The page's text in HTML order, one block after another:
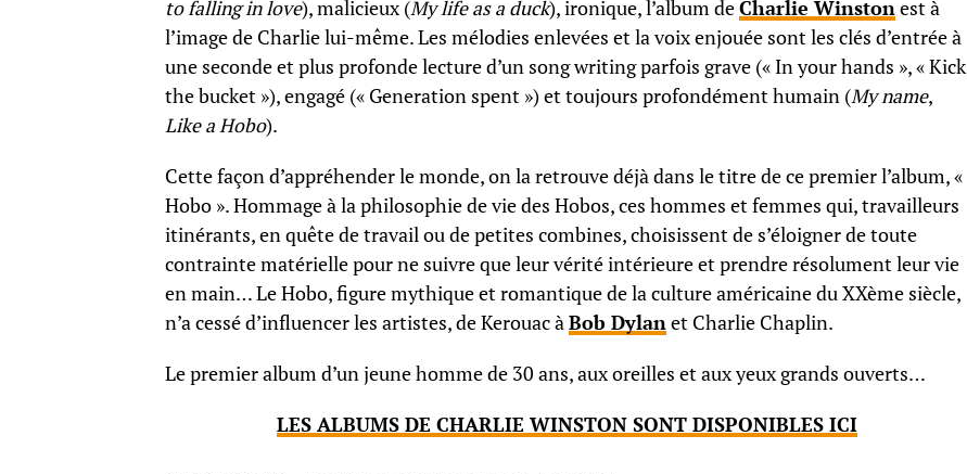
to falling in love), malicieux (My life as a duck), ironique, l’album deCharlie Winstonest à
l’image de Charlie lui-même. Les mélodies enlevées et la voix enjouée sont les clés d’entrée à
une seconde et plus profonde lecture d’un song writing parfois grave (« In your hands », « Kick
the bucket »), engagé (« Generation spent ») et toujours profondément humain (My name,
Like a Hobo).
Cette façon d’appréhender le monde, on la retrouve déjà dans le titre de ce premier l’album, «
Hobo ». Hommage à la philosophie de vie des Hobos, ces hommes et femmes qui, travailleurs
itinérants, en quête de travail ou de petites combines, choisissent de s’éloigner de toute
contrainte matérielle pour ne suivre que leur vérité intérieure et prendre résolument leur vie
en main… Le Hobo, figure mythique et romantique de la culture américaine du XXème siècle,
n’a cessé d’influencer les artistes, de Kerouac àBob Dylanet Charlie Chaplin.
Le premier album d’un jeune homme de 30 ans, aux oreilles et aux yeux grands ouverts…
LES ALBUMS DE CHARLIE WINSTON SONT DISPONIBLES ICI